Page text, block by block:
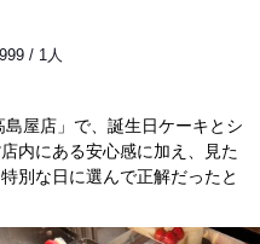
/ 1人
島屋店」で、誕生日ケーキとシ
内にある安心感に加え、見た
別な日に選んで正解だったと